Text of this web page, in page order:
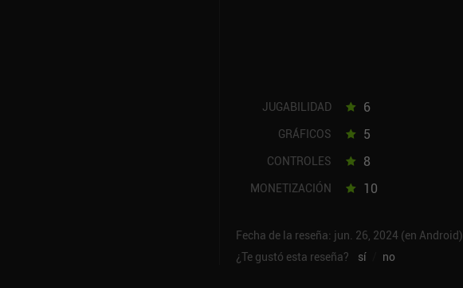
JUGABILIDAD 6
GRÁFICOS 5
CONTROLES 8
MONETIZACIÓN 10
Fecha de la reseña: jun. 26, 2024 (en Android)
¿Te gustó esta reseña?
sí no